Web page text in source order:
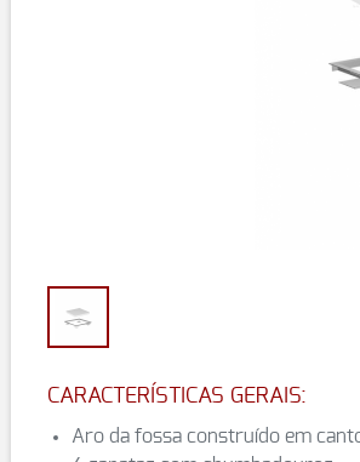
CARACTERÍSTICAS GERAIS:
Aro da fossa construído em